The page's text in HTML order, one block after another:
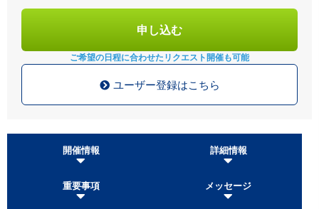
申し込む
ご希望の日程に合わせたリクエスト開催も可能
ユーザー登録はこちら
開催情報 詳細情報
重要事項 メッセージ